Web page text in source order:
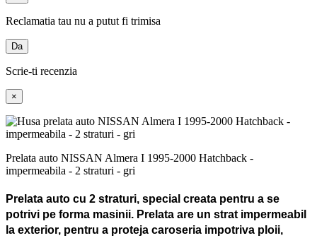
Reclamatia tau nu a putut fi trimisa
Da
Scrie-ti recenzia
×
Prelata auto NISSAN Almera I 1995-2000 Hatchback -
impermeabila - 2 straturi - gri
Prelata auto cu 2 straturi, special creata pentru a se
potrivi pe forma masinii. Prelata are un strat impermeabil
la exterior, pentru a proteja caroseria impotriva ploii,